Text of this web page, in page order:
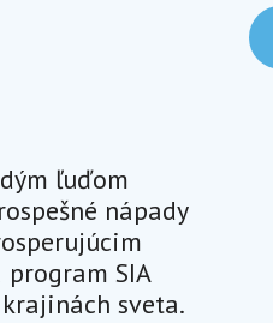
ľuďom
nápady
SIA
sveta.